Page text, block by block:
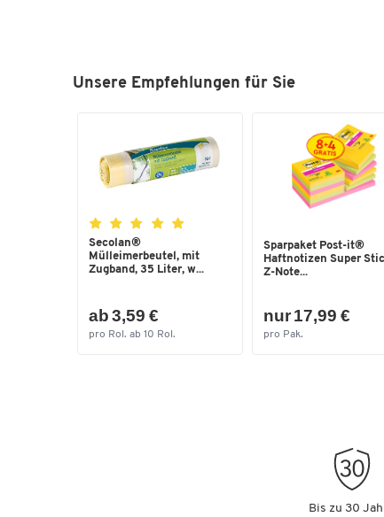
Unsere Empfehlungen für Sie
Secolan®
Mülleimerbeutel, mit
Zugband, 35 Liter, w...
ab 3,59 €
pro Rol. ab 10 Rol.
Sparpaket Post-it®
Haftnotizen Super
Z-Note...
nur 17,99 €
pro Pak.
Bis zu 30